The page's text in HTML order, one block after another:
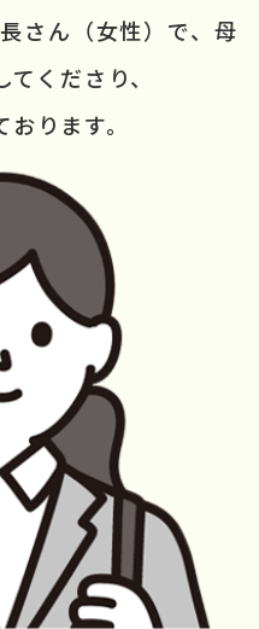
さん （女性）で、母
てくださり、
ります。